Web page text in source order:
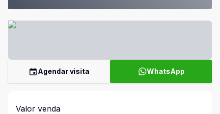
Agendar visita WhatsApp
Valor venda